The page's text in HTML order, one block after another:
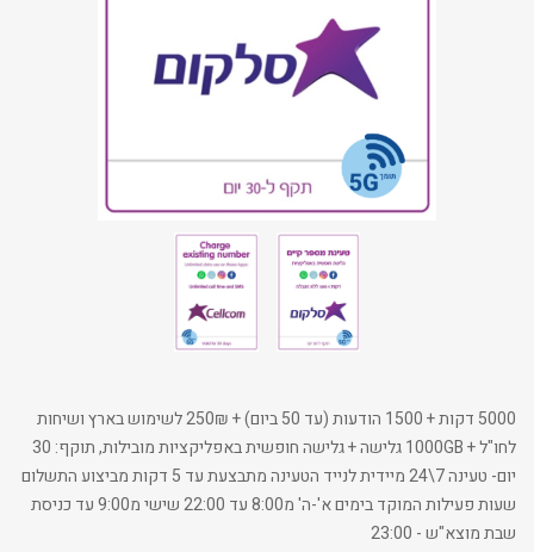
5000 דקות + 1500 הודעות (עד 50 ביום) + 250₪ לשימוש בארץ ושיחות
לחו"ל + 1000GB גלישה + גלישה חופשית באפליקציות מובילות, תוקף: 30
יום- טעינה 7\24 מיידית לנייד הטעינה מתבצעת עד 5 דקות מביצוע התשלום
שעות פעילות המוקד בימים א'-ה' מ8:00 עד 22:00 שישי מ9:00 עד כניסת
שבת מוצא"ש - 23:00